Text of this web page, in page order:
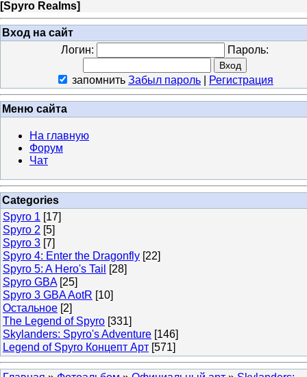
[Spyro Realms]
Вход на сайт
Логин:
Пароль:
запомнить Забыл пароль Регистрация
Меню сайта
На главную
Форум
Чат
Categories
Spyro 1 [17]
Spyro 2 [5]
Spyro 3 [7]
Spyro 4: Enter the Dragonfly [22]
Spyro 5: A Hero's Tail
[28]
Spyro GBA [25]
Spyro 3 GBA AotR [10]
Остальное [2]
The Legend of Spyro [331]
Skylanders: Spyro's Adventure [146]
Legend of Spyro Концепт Арт [571]